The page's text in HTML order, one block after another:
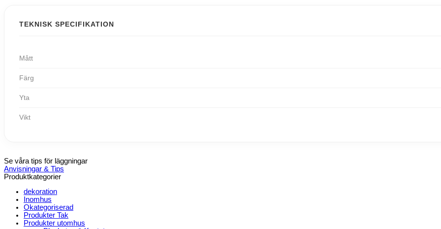
TEKNISK SPECIFIKATION
Mått
Färg
Yta
Vikt
Se våra tips för läggningar
Anvisningar & Tips
Produktkategorier
dekoration
Inomhus
Okategoriserad
Produkter Tak
Produkter utomhus